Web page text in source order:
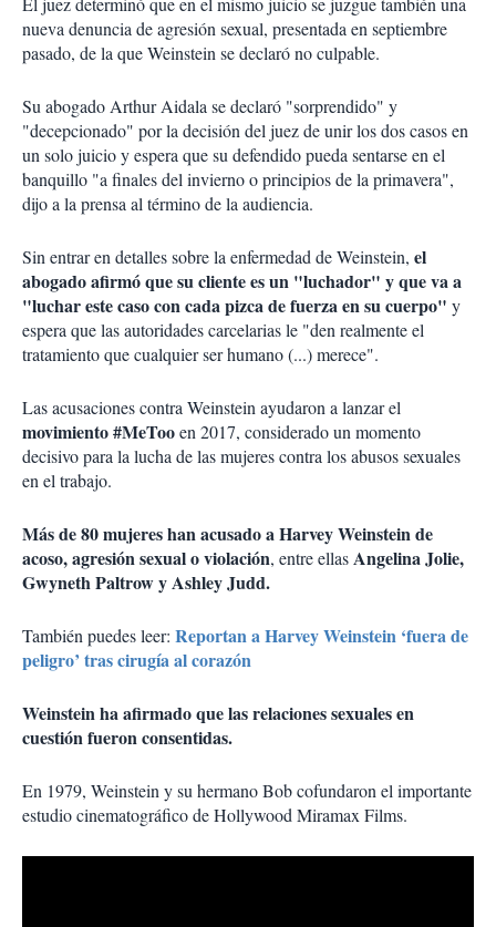
nueva denuncia de agresión sexual, presentada en septiembre
pasado, de la que Weinstein se declaró no culpable.
Su abogado Arthur Aidala se declaró "sorprendido" y
"decepcionado" por la decisión del juez de unir los dos casos en
un solo juicio y espera que su defendido pueda sentarse en el
banquillo "a finales del invierno o principios de la primavera",
dijo a la prensa al término de la audiencia.
Sin entrar en detalles sobre la enfermedad de Weinstein, el
abogado afirmó que su cliente es un "luchador" y que va a
"luchar este caso con cada pizca de fuerza en su cuerpo" y
espera que las autoridades carcelarias le "den realmente el
tratamiento que cualquier ser humano (...) merece".
Las acusaciones contra Weinstein ayudaron a lanzar el
movimiento #MeTooen 2017, considerado un momento
decisivo para la lucha de las mujeres contra los abusos sexuales
en el trabajo.
Más de 80 mujeres han acusado a Harvey Weinstein de
acoso, agresión sexual o violación, entre ellasAngelina Jolie,
Gwyneth Paltrow y Ashley Judd.
También puedes leer: Reportan a Harvey Weinstein ‘fuera de
peligro’ tras cirugía al corazón
Weinstein ha afirmado que las relaciones sexuales en
cuestión fueron consentidas.
En 1979, Weinstein y su hermano Bob cofundaron el importante
estudio cinematográfico de Hollywood Miramax Films.